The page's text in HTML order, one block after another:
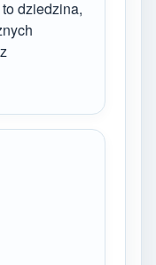
dziedzina,